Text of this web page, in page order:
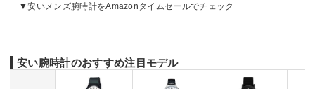
安いメンズ腕時計をAmazonタイムセールでチェック
安い腕時計のおすすめ注目モデル